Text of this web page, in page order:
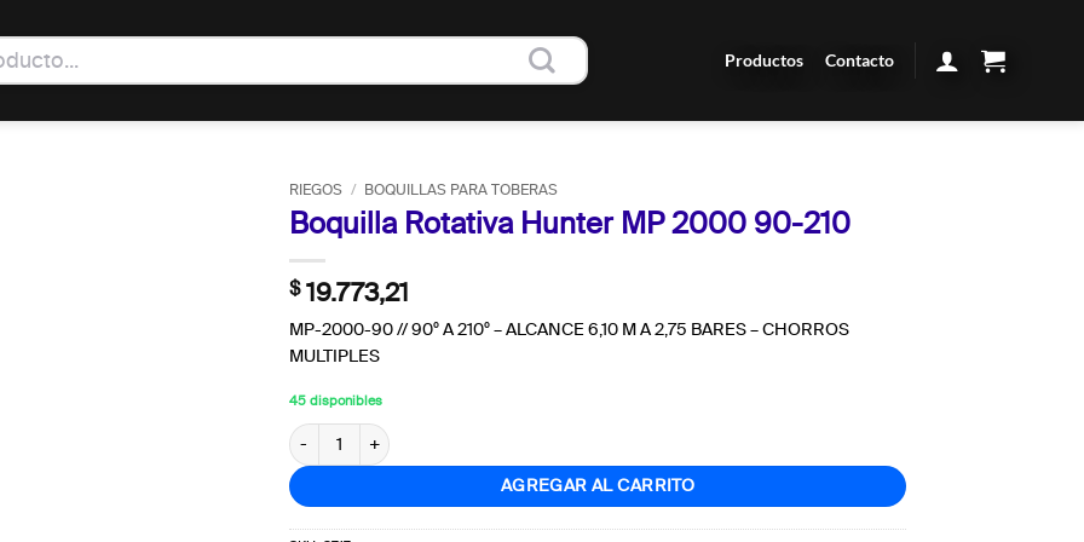
Productos Contacto
RIEGOS / BOQUILLAS PARA TOBERAS
Boquilla Rotativa Hunter MP 2000 90-210
$19.773,21
MP-2000-90 // 90º A 210º – ALCANCE 6,10 M A 2,75 BARES – CHORROS
MULTIPLES
45 disponibles
Boquilla Rotativa Hunter MP 2000 90-210 cantidad
AGREGAR AL CARRITO